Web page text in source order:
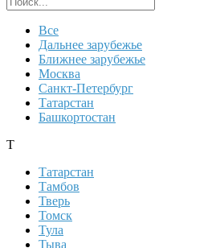
Все
Дальнее зарубежье
Ближнее зарубежье
Москва
Санкт-Петербург
Татарстан
Башкортостан
Т
Татарстан
Тамбов
Тверь
Томск
Тула
Тыва